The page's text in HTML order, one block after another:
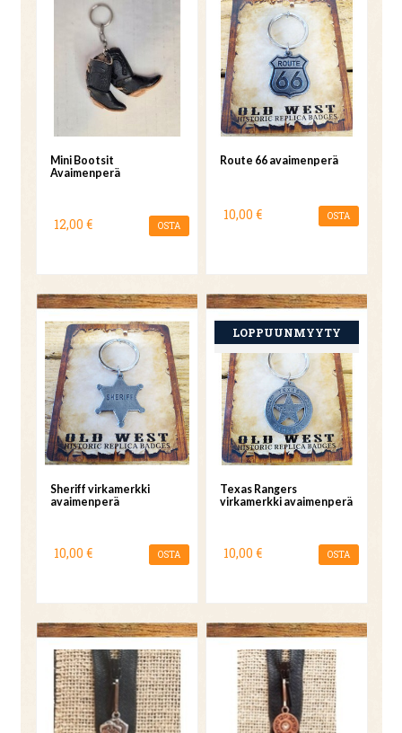
Mini Bootsit
Avaimenperä
12,00 € OSTA
Route 66 avaimenperä
10,00 € OSTA
Sheriff virkamerkki
avaimenperä
10,00 € OSTA
Texas Rangers
virkamerkki avaimenperä
10,00 € OSTA